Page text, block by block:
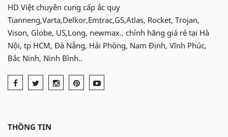
HD Việt chuyên cung cấp ắc quy
Tianneng,Varta,Delkor,Emtrac,GS,Atlas, Rocket, Trojan,
Vison, Globe, US,Long, newmax.. chính hãng giá rẻ tại Hà
Nội, tp HCM, Đà Nẵng, Hải Phòng, Nam Định, Vĩnh Phúc,
Bắc Ninh, Ninh Bình..
THÔNG TIN